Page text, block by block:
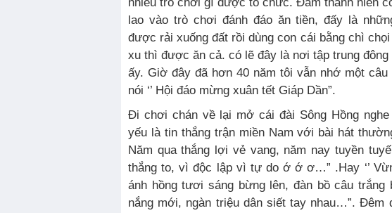
lao vào trò chơi đánh đáo ăn tiền, đấy là
được rải xuống đất rồi dùng con cái bằng chì
xu thì được ăn cả. có lẽ đây là nơi tập trung đông
ấy. Giờ đây đã hơn 40 năm tôi vẫn nhớ một câu
nói ‘’ Hội đáo mừng xuân tết Giáp Dần”.
Đi chơi chán về lại mở cái đài Sông Hồng
yếu là tin thắng trận miền Nam với bài hát
Năm qua thắng lợi vẻ vang, năm nay tuyền
thắng to, vì độc lập vì tự do ớ ớ ơ…” .Hay ‘’
ánh hồng tươi sáng bừng lên, đàn bồ câu trắng
nắng mới, ngàn triệu dân siết tay nhau…”. Đêm